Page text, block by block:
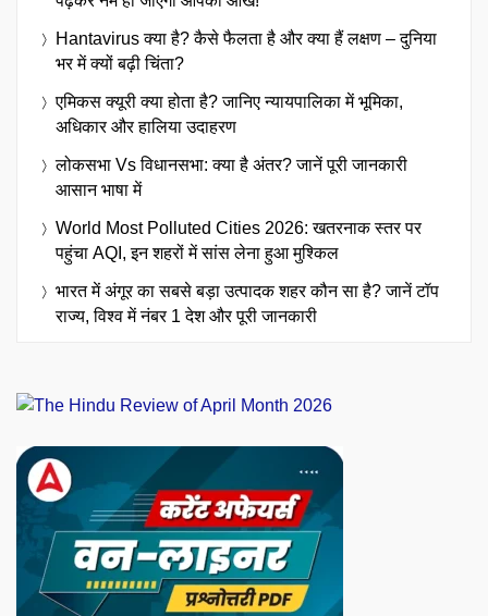
Hantavirus क्या है? कैसे फैलता है और क्या हैं लक्षण – दुनिया
भर में क्यों बढ़ी चिंता?
एमिकस क्यूरी क्या होता है? जानिए न्यायपालिका में भूमिका,
अधिकार और हालिया उदाहरण
लोकसभा Vs विधानसभा: क्या है अंतर? जानें पूरी जानकारी
आसान भाषा में
World Most Polluted Cities 2026: खतरनाक स्तर पर
पहुंचा AQI, इन शहरों में सांस लेना हुआ मुश्किल
भारत में अंगूर का सबसे बड़ा उत्पादक शहर कौन सा है? जानें टॉप
राज्य, विश्व में नंबर 1 देश और पूरी जानकारी